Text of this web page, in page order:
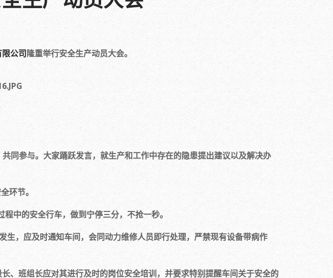
公司隆重举行安全生产动员大会。
参与。大家踊跃发言，就生产和工作中存在的隐患提出建议以及解决办
环节。
中的安全行车，做到宁停三分，不抢一秒。
，应及时通知车间，会同动力维修人员即行处理，严禁现有设备带病作
班组长应对其进行及时的岗位安全培训，并要求特别提醒车间关于安全的